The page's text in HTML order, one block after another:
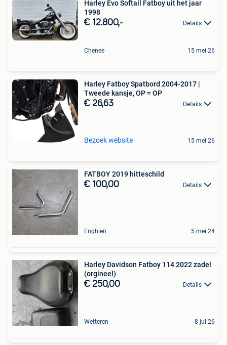
Harley Evo Softail Fatboy uit het jaar
1998
€ 12.800,- Details
Chenee 15 mei 26
Harley Fatboy Spatbord 2004-2017 |
Tweede kansje, OP = OP
€ 26,63 Details
Bezoek website 15 mei 26
FATBOY 2019 hitteschild
€ 100,00 Details
Enghien 5 mei 24
Harley Davidson Fatboy 114 2022 zadel
(orgineel)
€ 250,00 Details
Wetteren 8 jul 26